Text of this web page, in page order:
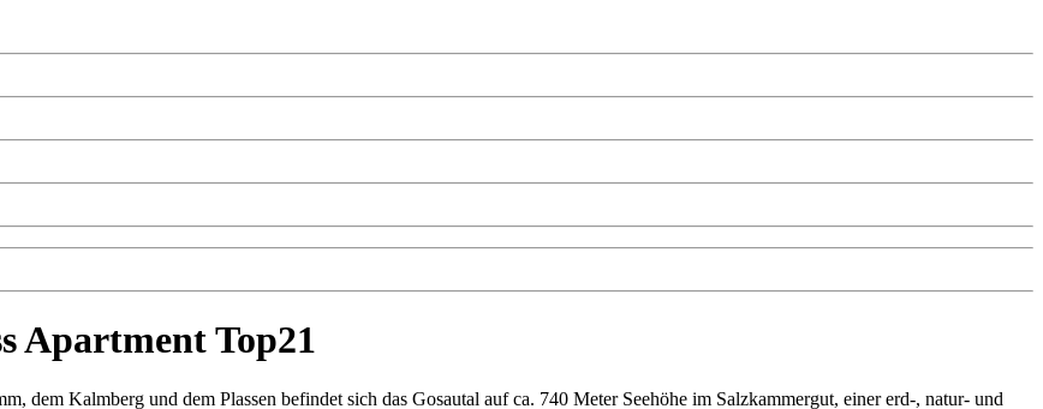
Apartment Top21
dem Kalmberg und dem Plassen befindet sich das Gosautal auf ca. 740 Meter Seehöhe im Salzkammergut, einer erd-, natur- und